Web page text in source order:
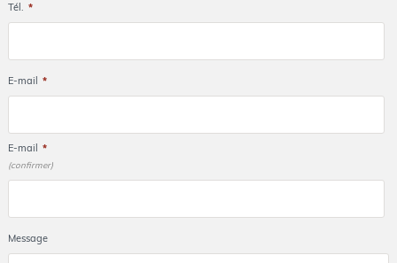
Tél. *
E-mail *
E-mail *
(confirmer)
Message